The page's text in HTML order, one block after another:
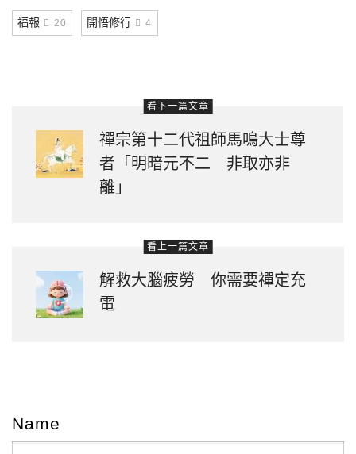
福報 20 開悟修行 4
看下一篇文章
禪宗第十二代祖師馬鳴大士尊
者「明暗元不二 非取亦非
離」
看上一篇文章
解救大腦疲勞 你需要禪定充
電
Name